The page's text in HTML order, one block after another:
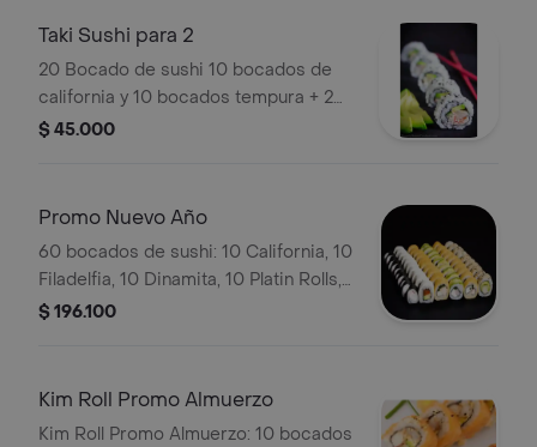
Taki Sushi para 2
20 Bocado de sushi 10 bocados de
california y 10 bocados tempura + 2
camarones apanado y postre del dia
$ 45.000
Promo Nuevo Año
60 bocados de sushi: 10 California, 10
Filadelfia, 10 Dinamita, 10 Platin Rolls,
10 Salmon Skin, 10 Cani Rolls. Incluye
$ 196.100
Kim Roll Promo Almuerzo
Kim Roll Promo Almuerzo: 10 bocados